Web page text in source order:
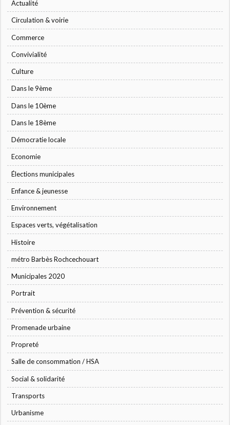
Actualité
Circulation & voirie
Commerce
Convivialité
Culture
Dans le 9ème
Dans le 10ème
Dans le 18ème
Démocratie locale
Economie
Élections municipales
Enfance & jeunesse
Environnement
Espaces verts, végétalisation
Histoire
métro Barbès Rochcechouart
Municipales 2020
Portrait
Prévention & sécurité
Promenade urbaine
Propreté
Salle de consommation / HSA
Social & solidarité
Transports
Urbanisme